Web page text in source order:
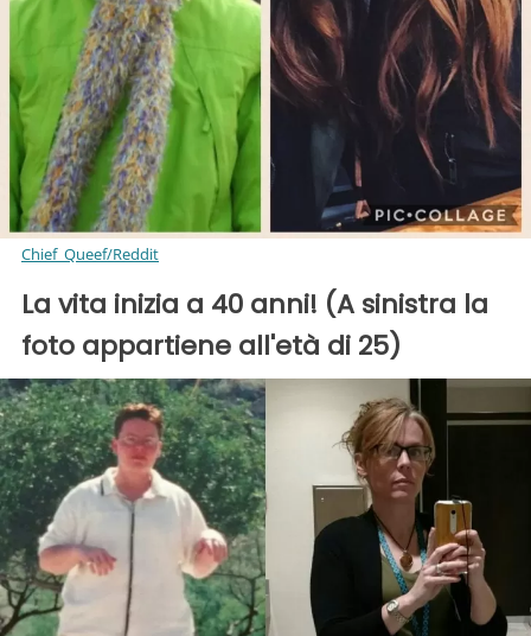
Chief_Queef/Reddit
La vita inizia a 40 anni! (A sinistra la
foto appartiene all'età di 25)